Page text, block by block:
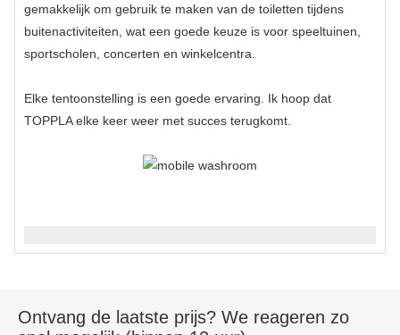
gemakkelijk om gebruik te maken van de toiletten tijdens
buitenactiviteiten, wat een goede keuze is voor speeltuinen,
sportscholen, concerten en winkelcentra.
Elke tentoonstelling is een goede ervaring. Ik hoop dat
TOPPLA elke keer weer met succes terugkomt.
Ontvang de laatste prijs? We reageren zo